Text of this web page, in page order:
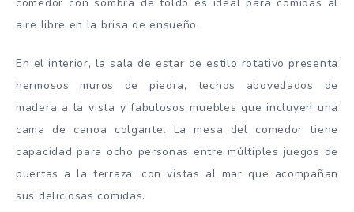
aire libre en la brisa de ensueño.
En el interior, la sala de estar de estilo rotativo presenta
hermosos muros de piedra, techos abovedados de
madera a la vista y fabulosos muebles que incluyen una
cama de canoa colgante. La mesa del comedor tiene
capacidad para ocho personas entre múltiples juegos de
puertas a la terraza, con vistas al mar que acompañan
sus deliciosas comidas.